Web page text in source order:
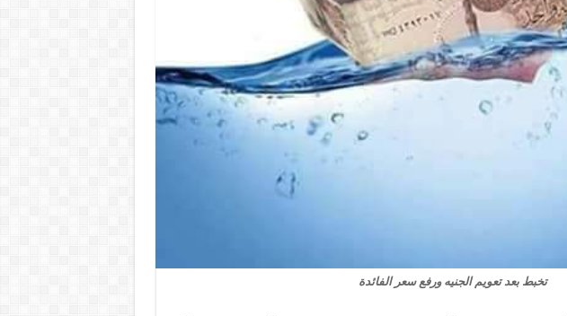
تخبط بعد تعويم الجنيه ورفع سعر الفائدة